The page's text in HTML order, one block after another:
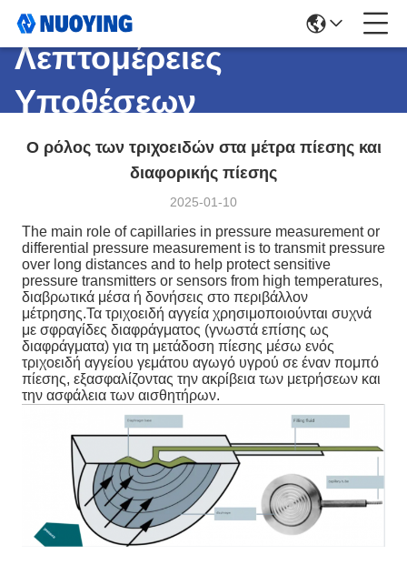
Λεπτομέρειες
Υποθέσεων
Ο ρόλος των τριχοειδών στα μέτρα πίεσης και
διαφορικής πίεσης
2025-01-10
The main role of capillaries in pressure measurement or
differential pressure measurement is to transmit pressure
over long distances and to help protect sensitive
pressure transmitters or sensors from high temperatures,
διαβρωτικά μέσα ή δονήσεις στο περιβάλλον
μέτρησης.Τα τριχοειδή αγγεία χρησιμοποιούνται συχνά
με σφραγίδες διαφράγματος (γνωστά επίσης ως
διαφράγματα) για τη μετάδοση πίεσης μέσω ενός
τριχοειδή αγγείου γεμάτου αγωγό υγρού σε έναν πομπό
πίεσης, εξασφαλίζοντας την ακρίβεια των μετρήσεων και
την ασφάλεια των αισθητήρων.